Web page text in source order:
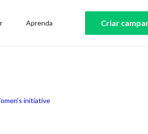
Aprenda Criar